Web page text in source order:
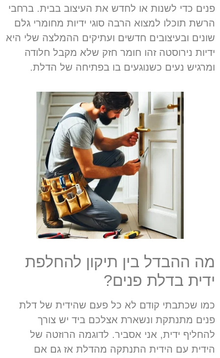
פנים כדי לשנות או לחדש את העיצוב בבית. ברחבי
הרשת תוכלו למצוא הרבה סוגי ידיות מחומרי גלם
שונים ובעיצובים חדשים ועתיקים ההמלצה שלי היא
ידיות נירוסטה זהו חומר חזק שלא מקבל חלודה
ומרגיש נעים כשנוגעים בו בפתיחה של הדלת.
מה ההבדל בין תיקון להחלפת
ידית בדלת פנים?
כמו שכתבתי קודם לא כל פעם שהידית של דלת
פנים מתנתקת ונשארת אצלכם ביד יש צורך
להחליף ידית, אני אסביר. לדוגמה הרוזטה של
הידית עם הידית התנתקה מהדלת אז גם אם